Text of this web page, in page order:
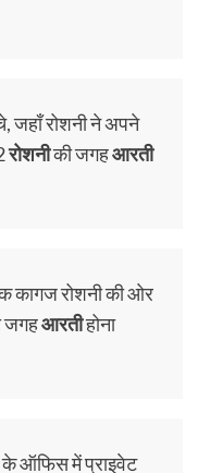
जहाँ रोशनी ने अपने
रोशनीकी जगहआरती
कागज रोशनी की ओर
जगहआरतीहोना
के ऑफिस में प्राइवेट